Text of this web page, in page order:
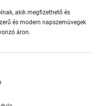
akik megfizethető és
és modern napszemüvegek
áron.